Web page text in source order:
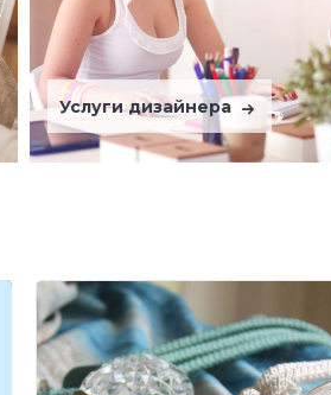
Услуги дизайнера